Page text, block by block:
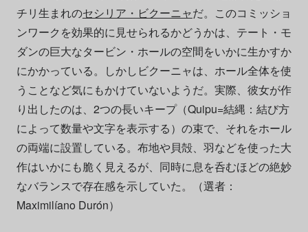
チリ生まれのセシリア・ビクーニャだ。このコミッショ
ンワークを効果的に見せられるかどうかは、テート・モ
ダンの巨大なタービン・ホールの空間をいかに生かすか
にかかっている。しかしビクーニャは、ホール全体を使
うことなど気にもかけていないようだ。実際、彼女が作
り出したのは、2つの長いキープ（Quipu=結縄：結び方
によって数量や文字を表示する）の束で、それをホール
の両端に設置している。布地や貝殻、羽などを使った大
作はいかにも脆く見えるが、同時に息を呑むほどの絶妙
なバランスで存在感を示していた。（選者：
Maximilíano Durón）